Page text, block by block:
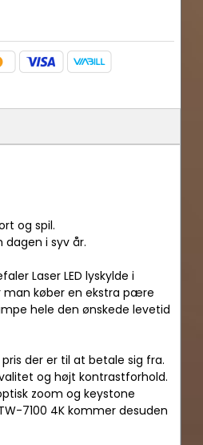
og spil.
i syv år.
Laser LED lyskylde i
man køber en ekstra pære
hele den ønskede levetid
der er til at betale sig fra.
og højt kontrastforhold.
zoom og keystone
7100 4K kommer desuden